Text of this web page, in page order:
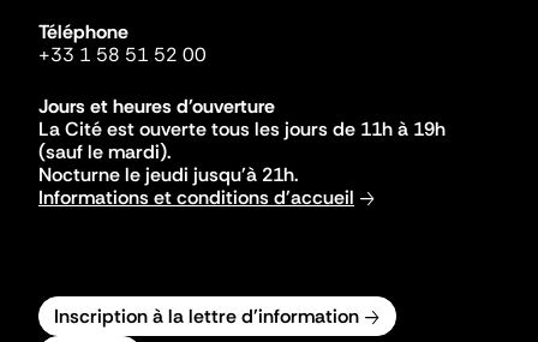
Téléphone
+33 1 58 51 52 00
Jours et heures d'ouverture
La Cité est ouverte tous les jours de 11h à 19h
(sauf le mardi).
Nocturne le jeudi jusqu'à 21h.
Informations et conditions d'accueil
Inscription à la lettre d'information